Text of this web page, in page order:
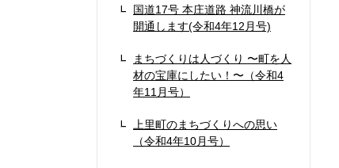
国道17号 本庄道路 神流川橋が
開通します(令和4年12月号)
まちづくりは人づくり 〜町を人
材の宝庫にしたい！〜（令和4
年11月号）
上里町のまちづくりへの思い
（令和4年10月号）